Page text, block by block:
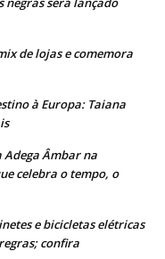
de lojas e comemora
à Europa: Taiana
Adega Âmbar na
celebra o tempo, o
e bicicletas elétricas
confira